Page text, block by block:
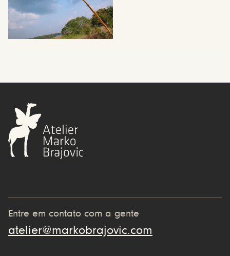
Entre em contato com a gente
atelier@markobrajovic.com